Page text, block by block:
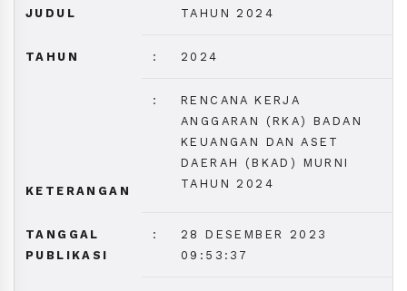
JUDUL
TAHUN 2024
TAHUN : 2024
KETERANGAN
:
RENCANA KERJA
ANGGARAN (RKA) BADAN
KEUANGAN DAN ASET
DAERAH (BKAD) MURNI
TAHUN 2024
TANGGAL
PUBLIKASI
:
28 DESEMBER 2023
09:53:37